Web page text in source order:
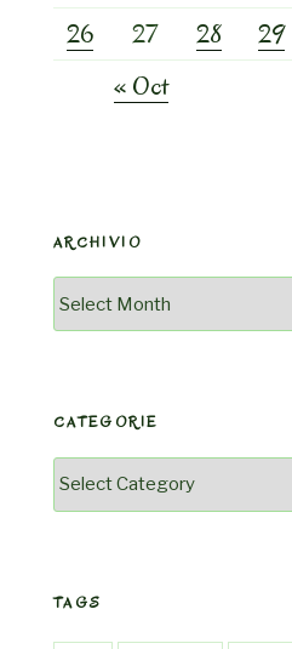
26
27 28 29
« Oct
ARCHIVIO
Archivio
CATEGORIE
Categorie
TAGS